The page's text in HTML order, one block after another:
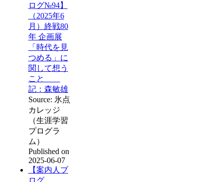
ログ№94】
（2025年6
月）終戦80
年 企画展
「時代を見
つめる」に
関して想う
こと
記：森敏雄
Source: 氷点
カレッジ
（生涯学習
プログラ
ム）
Published on
2025-06-07
【案内人ブ
ログ